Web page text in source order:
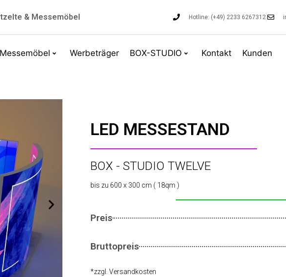
& Messemöbel Hotline: (+49) 2233 6267312
Messemöbel Werbeträger BOX-STUDIO Kontakt Kunden
LED MESSESTAND
BOX - STUDIO TWELVE
bis zu 600 x 300 cm ( 18qm )
Preis
Bruttopreis
*zzgl. Versandkosten